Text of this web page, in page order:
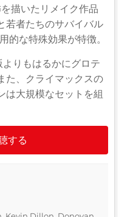
描いたリメイク作品
若者たちのサバイバル
的な特殊効果が特徴。
りもはるかにグロテ
た、クライマックスの
は大規模なセットを組
する